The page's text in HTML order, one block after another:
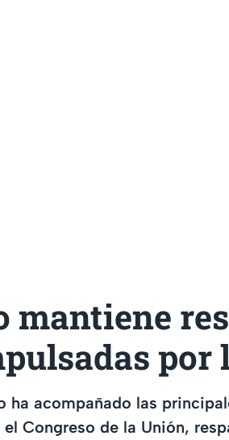
mantiene
por
ha acompañado las
Congreso de la Unión,